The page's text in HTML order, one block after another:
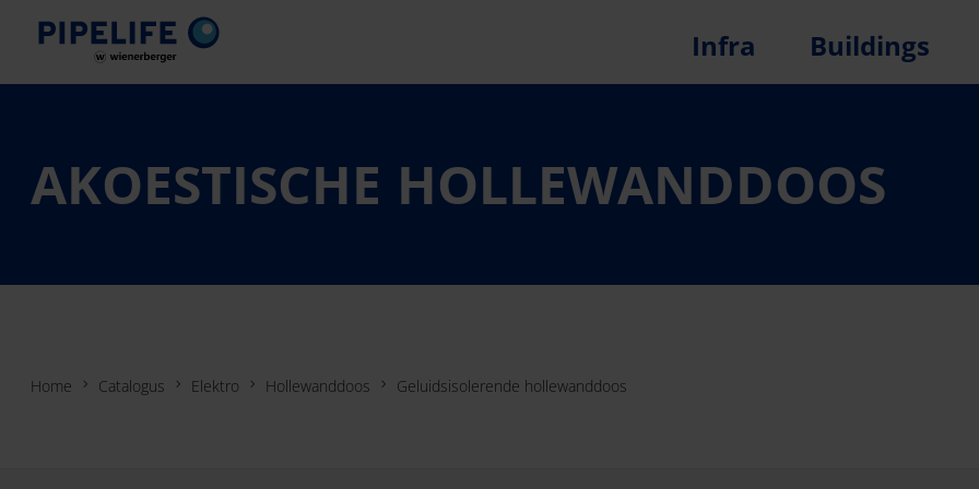
Infra Buildings
AKOESTISCHE HOLLEWANDDOOS
Home Catalogus Elektro Hollewanddoos Geluidsisolerende hollewanddoos